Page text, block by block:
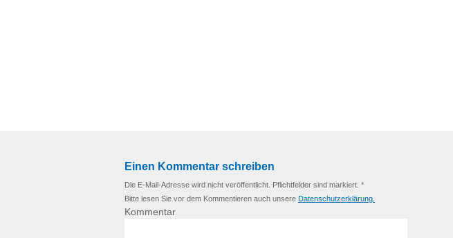
Einen Kommentar schreiben
Die E-Mail-Adresse wird nicht veröffentlicht. Pflichtfelder sind markiert. *
Bitte lesen Sie vor dem Kommentieren auch unsere Datenschutzerklärung.
Kommentar